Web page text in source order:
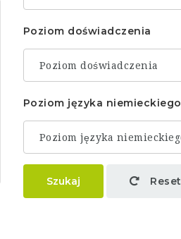
Poziom doświadczenia
Poziom języka niemieckiego
Szukaj Reset